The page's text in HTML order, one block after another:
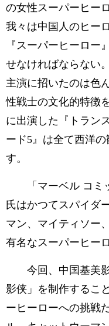
の女性スーパーヒー
我々は中国人のヒー
『スーパーヒーロー
せなければならない
主演に招いたのは色
性戦士の文化的特徴
に出演した『トラン
ード5』は全て西洋
す。
「マーベル コミッ
氏はかつてスパイダ
マン、マイティソー
有名なスーパーヒー
今回、中国基美影
影侠」を制作するこ
ーヒーローへの挑戦